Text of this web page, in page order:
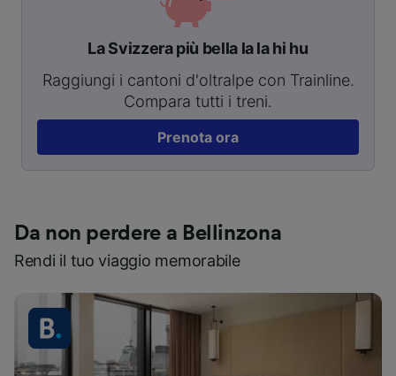
La Svizzera più bella la la hi hu
Raggiungi i cantoni d'oltralpe con Trainline.
Compara tutti i treni.
Prenota ora
Da non perdere a Bellinzona
Rendi il tuo viaggio memorabile